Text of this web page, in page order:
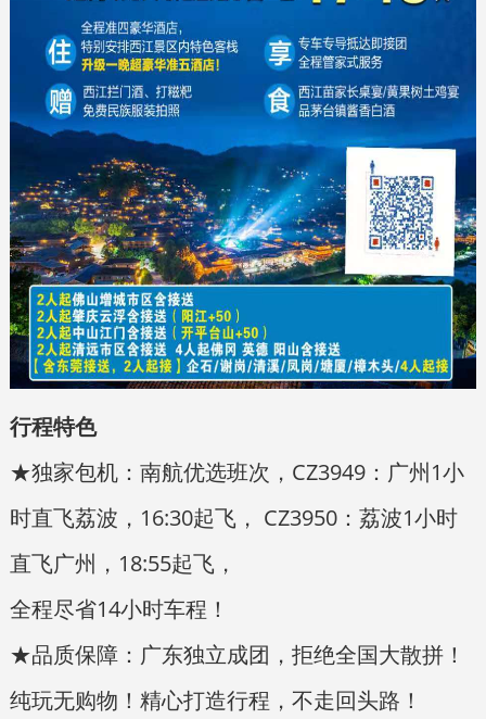
行程特色
★独家包机：南航优选班次，CZ3949：广州1小
时直飞荔波，16:30起飞， CZ3950：荔波1小时
直飞广州，18:55起飞，
全程尽省14小时车程！
★品质保障：广东独立成团，拒绝全国大散拼！
纯玩无购物！精心打造行程，不走回头路！